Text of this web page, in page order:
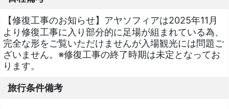
【修復工事のお知らせ】アヤソフィアは2025年11月
より修復工事に入り部分的に足場が組まれている為、
完全な形をご覧いただけませんが入場観光には問題ご
ざいません。※修復工事の終了時期は未定となってお
ります。
旅行条件備考